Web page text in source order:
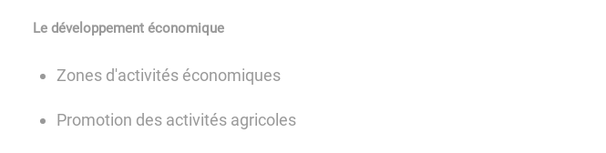
Le développement économique
Zones d'activités économiques
Promotion des activités agricoles